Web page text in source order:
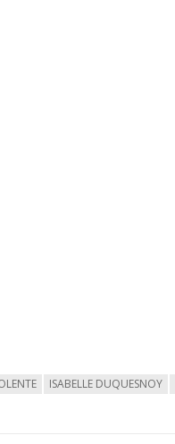
ISABELLE DUQUESNOY